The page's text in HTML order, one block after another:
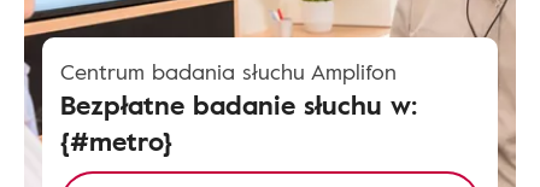
Centrum badania słuchu Amplifon
Bezpłatne badanie słuchu w:
{#metro}